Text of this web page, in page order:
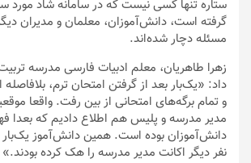
ستاره تنها کسی نیست که در سامانه شاد مورد
گرفته است، دانش‌آموزان، معلمان و مدیران
مسئله دچار شده‌اند.
زهرا طاهریان، معلم ادبیات فارسی مدرسه
داد: «یک‌بار بعد از گرفتن امتحان ترم،
و تمام برگه‌های امتحانی از بین رفت. واقعا
مدیر مدرسه و پلیس هم اطلاع دادیم که بعدا
نفر دیگر اکانت مدیر مدرسه را هک کرده بودند.»